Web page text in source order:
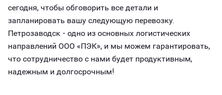
сегодня, чтобы обговорить все детали и
запланировать вашу следующую перевозку.
Петрозаводск - одно из основных логистических
направлений ООО «ПЭК», и мы можем гарантировать,
что сотрудничество с нами будет продуктивным,
надежным и долгосрочным!